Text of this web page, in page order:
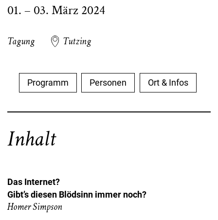
01. – 03. März 2024
Tagung Tutzing
Programm Personen Ort & Infos
Inhalt
Das Internet?
Gibt’s diesen Blödsinn immer noch?
Homer Simpson